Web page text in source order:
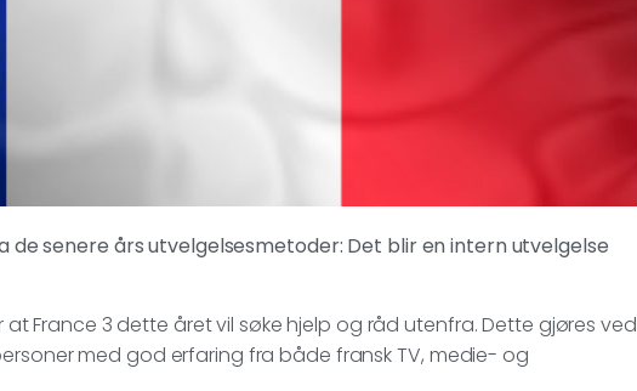
de senere års utvelgelsesmetoder: Det blir en intern utvelgelse
France 3 dette året vil søke hjelp og råd utenfra. Dette gjøres ved
med god erfaring fra både fransk TV, medie- og